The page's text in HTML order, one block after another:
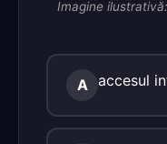
Imagine
A accesul